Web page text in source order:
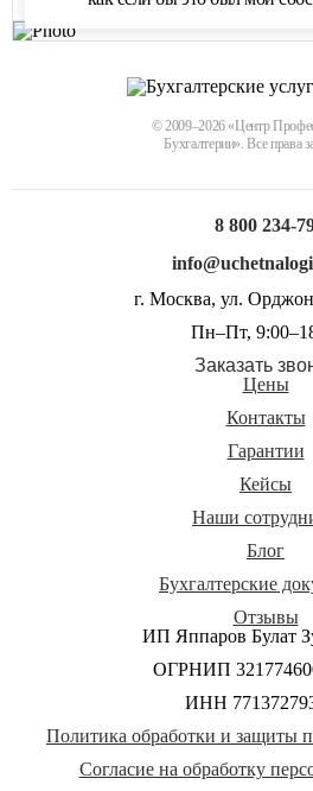
© 2009–2026 «Центр
Бухгалтерии». Все права
Цены
Контакты
Гарантии
Кейсы
Наши
Блог
Бухгалтерские
Отзывы
ИП Яппаров Булат
ОГРНИП
ИНН
Политика обработки и защиты
Согласие на обработку
8 800 234-
г. Москва, ул.
Пн–Пт,
Заказать